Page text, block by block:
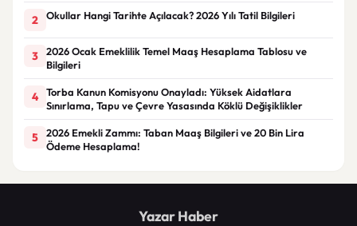
2 Okullar Hangi Tarihte Açılacak? 2026 Yılı Tatil Bilgileri
3
2026 Ocak Emeklilik Temel Maaş Hesaplama Tablosu ve
Bilgileri
4
Torba Kanun Komisyonu Onayladı: Yüksek Aidatlara
Sınırlama, Tapu ve Çevre Yasasında Köklü Değişiklikler
5
2026 Emekli Zammı: Taban Maaş Bilgileri ve 20 Bin Lira
Ödeme Hesaplama!
Yazar Haber